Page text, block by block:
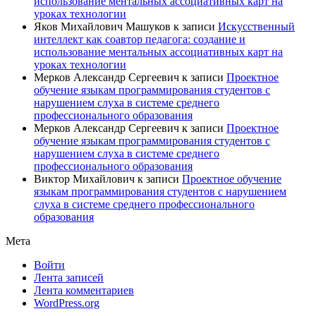
уроках технологии
Яков Михайлович Машуков к записи Искусственный
интеллект как соавтор педагога: создание и
использование ментальных ассоциативных карт на
уроках технологии
Мерков Александр Сергеевич к записи Проектное
обучение языкам программирования студентов с
нарушением слуха в системе среднего
профессионального образования
Мерков Александр Сергеевич к записи Проектное
обучение языкам программирования студентов с
нарушением слуха в системе среднего
профессионального образования
Виктор Михайлович к записи Проектное обучение
языкам программирования студентов с нарушением
слуха в системе среднего профессионального
образования
Мета
Войти
Лента записей
Лента комментариев
WordPress.org